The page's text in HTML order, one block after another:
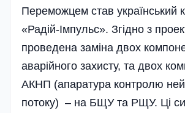
Переможцем став український
«Радій-Імпульс». Згідно з
проведена заміна двох
аварійного захисту, та двох
АКНП (апаратура контролю
потоку) – на БЩУ та РЩУ. Ці